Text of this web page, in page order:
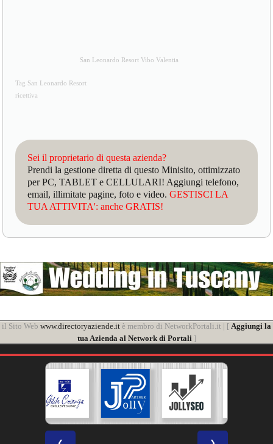
San Leonardo Resort Vibo Valentia
Tag San Leonardo Resort
ricettiva
Sei il proprietario di questa azienda?
Prendi la gestione diretta di questo Minisito, ottimizzato
per PC, TABLET e CELLULARI! Aggiungi telefono,
email, illimitate pagine, foto e video.GESTISCI LA
TUA ATTIVITA': anche GRATIS!
il Sito Web www.directoryaziende.it è membro di NetworkPortali.it | [ Aggiungi la
tua Azienda al Network di Portali]